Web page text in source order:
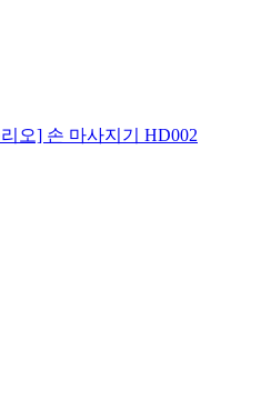
오] 손 마사지기 HD002